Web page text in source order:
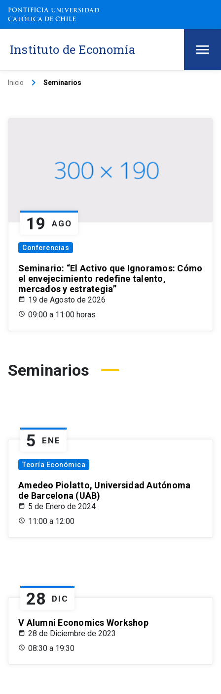
Instituto de Economía
Inicio keyboard_arrow_right Seminarios
19 AGO
Conferencias
Seminario: “El Activo que Ignoramos: Cómo
el envejecimiento redefine talento,
mercados y estrategia”
19 de Agosto de 2026
09:00 a 11:00 horas
Seminarios
5 ENE
Teoría Económica
Amedeo Piolatto, Universidad Autónoma
de Barcelona (UAB)
5 de Enero de 2024
11:00 a 12:00
28 DIC
V Alumni Economics Workshop
28 de Diciembre de 2023
08:30 a 19:30